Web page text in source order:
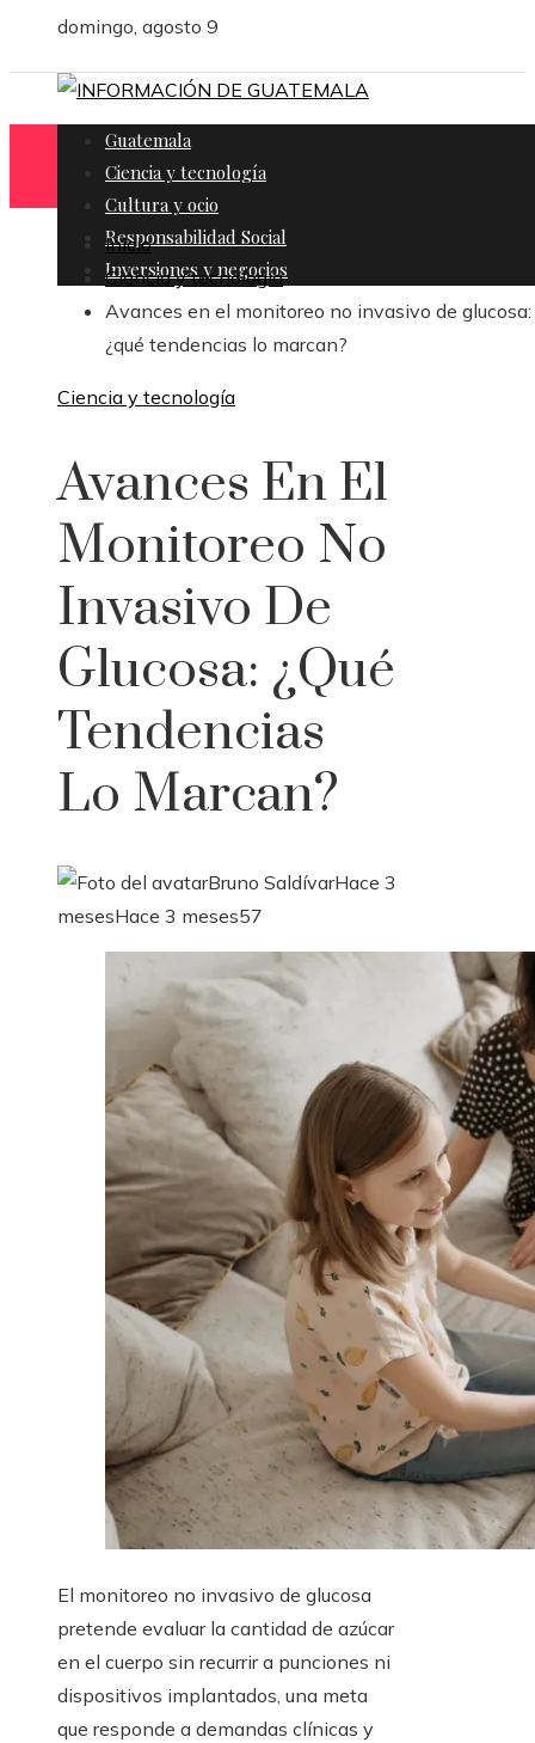
domingo, agosto 9
Guatemala
Ciencia y tecnología
Cultura y ocio
Responsabilidad Social
Inversiones y negocios
Inicio
Ciencia y tecnología
Avances en el monitoreo no invasivo de glucosa:
¿qué tendencias lo marcan?
Ciencia y tecnología
Avances En El
Monitoreo No
Invasivo De
Glucosa: ¿qué
Tendencias
Lo Marcan?
Bruno SaldívarHace 3
mesesHace 3 meses57
El monitoreo no invasivo de glucosa
pretende evaluar la cantidad de azúcar
en el cuerpo sin recurrir a punciones ni
dispositivos implantados, una meta
que responde a demandas clínicas y